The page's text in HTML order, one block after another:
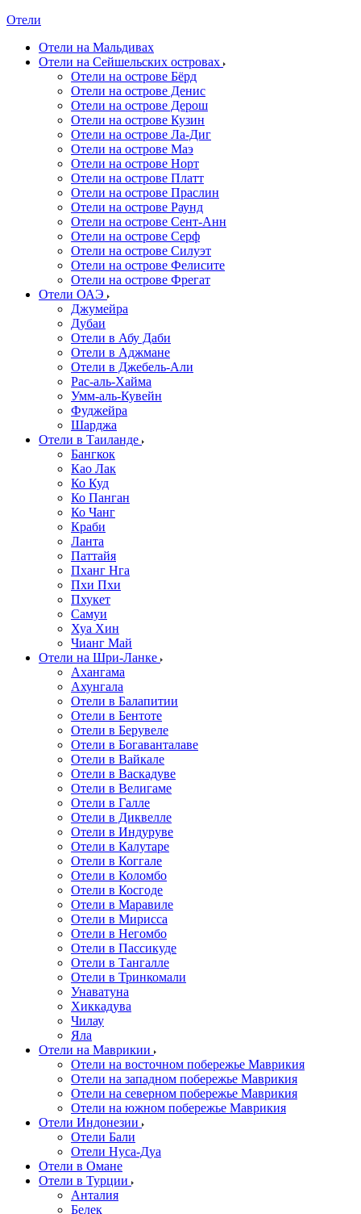
Отели
Отели на Мальдивах
Отели на Сейшельских островах
Отели на острове Бёрд
Отели на острове Денис
Отели на острове Дерош
Отели на острове Кузин
Отели на острове Ла-Диг
Отели на острове Маэ
Отели на острове Норт
Отели на острове Платт
Отели на острове Праслин
Отели на острове Раунд
Отели на острове Сент-Анн
Отели на острове Серф
Отели на острове Силуэт
Отели на острове Фелисите
Отели на острове Фрегат
Отели ОАЭ
Джумейра
Дубаи
Отели в Абу Даби
Отели в Аджмане
Отели в Джебель-Али
Рас-аль-Хайма
Умм-аль-Кувейн
Фуджейра
Шарджа
Отели в Таиланде
Бангкок
Као Лак
Ко Куд
Ко Панган
Ко Чанг
Краби
Ланта
Паттайя
Пханг Нга
Пхи Пхи
Пхукет
Самуи
Хуа Хин
Чианг Май
Отели на Шри-Ланке
Ахангама
Ахунгала
Отели в Балапитии
Отели в Бентоте
Отели в Берувеле
Отели в Богаванталаве
Отели в Вайкале
Отели в Васкадуве
Отели в Велигаме
Отели в Галле
Отели в Диквелле
Отели в Индуруве
Отели в Калутаре
Отели в Коггале
Отели в Коломбо
Отели в Косгоде
Отели в Маравиле
Отели в Мирисса
Отели в Негомбо
Отели в Пассикуде
Отели в Тангалле
Отели в Тринкомали
Унаватуна
Хиккадува
Чилау
Яла
Отели на Маврикии
Отели на восточном побережье Маврикия
Отели на западном побережье Маврикия
Отели на северном побережье Маврикия
Отели на южном побережье Маврикия
Отели Индонезии
Отели Бали
Отели Нуса-Дуа
Отели в Омане
Отели в Турции
Анталия
Белек